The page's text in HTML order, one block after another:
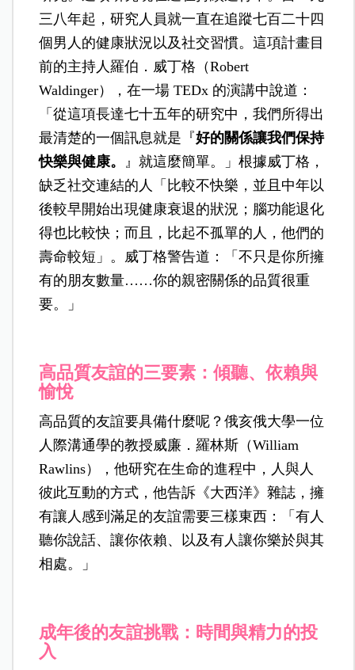
三八年起，研究人員就一直在追蹤七百二十四
個男人的健康狀況以及社交習慣。這項計畫目
前的主持人羅伯．威丁格（Robert
Waldinger），在一場 TEDx 的演講中說道：
「從這項長達七十五年的研究中，我們所得出
最清楚的一個訊息就是『好的關係讓我們保持
快樂與健康。 』就這麼簡單。」根據威丁格，
缺乏社交連結的人「比較不快樂，並且中年以
後較早開始出現健康衰退的狀況；腦功能退化
得也比較快；而且，比起不孤單的人，他們的
壽命較短」。威丁格警告道：「不只是你所擁
有的朋友數量……你的親密關係的品質很重
要。」
高品質友誼的三要素：傾聽、依賴與
愉悅
高品質的友誼要具備什麼呢？俄亥俄大學一位
人際溝通學的教授威廉．羅林斯（William
Rawlins），他研究在生命的進程中，人與人
彼此互動的方式，他告訴《大西洋》雜誌，擁
有讓人感到滿足的友誼需要三樣東西：「有人
聽你說話、讓你依賴、以及有人讓你樂於與其
相處。」
成年後的友誼挑戰：時間與精力的投
入